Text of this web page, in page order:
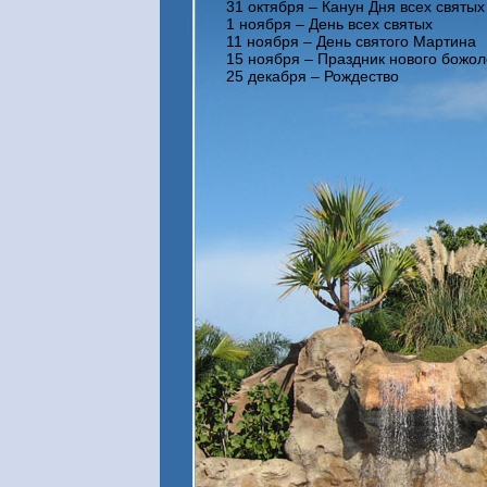
31 октября – Канун Дня всех святых
1 ноября – День всех святых
11 ноября – День святого Мартина
15 ноября – Праздник нового
25 декабря – Рождество